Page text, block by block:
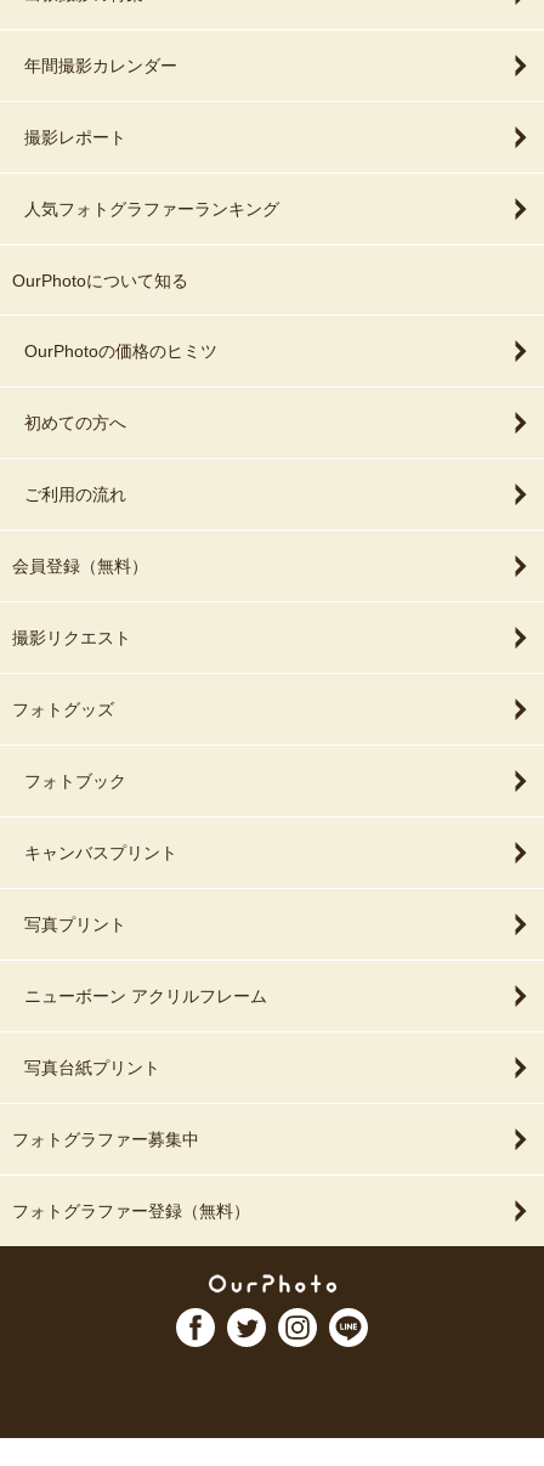
年間撮影カレンダー
撮影レポート
人気フォトグラファーランキング
OurPhotoについて知る
OurPhotoの価格のヒミツ
初めての方へ
ご利用の流れ
会員登録（無料）
撮影リクエスト
フォトグッズ
フォトブック
キャンバスプリント
写真プリント
ニューボーン アクリルフレーム
写真台紙プリント
フォトグラファー募集中
フォトグラファー登録（無料）